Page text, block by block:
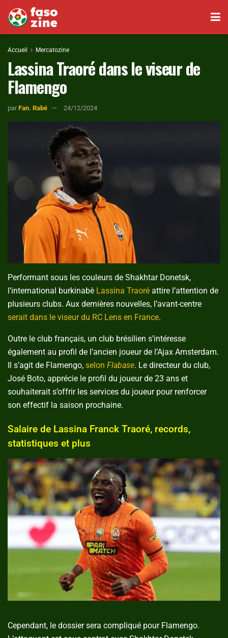
Accueil Mercatozine
Lassina Traoré dans le viseur de
Flamengo
par Fan. Rabé 24/12/2024
Performant sous les couleurs de Shakhtar Donetsk,
l’international burkinabè Lassina Traoré attire l’attention de
plusieurs clubs. Aux dernières nouvelles, l’avant-centre
serait dans le viseur du RC Lens en France.
Outre le club français, un club brésilien s’intéresse
également au profil de l’ancien joueur de l’Ajax Amsterdam.
Il s’agit de Flamengo, selon Flabase. Le directeur du club,
José Boto, apprécie le profil du joueur de 23 ans et
souhaiterait s’offrir les services du joueur pour renforcer
son effectif la saison prochaine.
Salaire de Lassina Franck Traoré, records,
statistiques et plus
Cependant, le dossier sera compliqué pour Flamengo.